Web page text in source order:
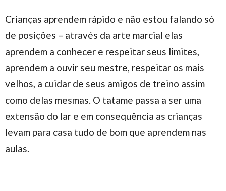
Crianças aprendem rápido e não estou falando só
de posições – através da arte marcial elas
aprendem a conhecer e respeitar seus limites,
aprendem a ouvir seu mestre, respeitar os mais
velhos, a cuidar de seus amigos de treino assim
como delas mesmas. O tatame passa a ser uma
extensão do lar e em consequência as crianças
levam para casa tudo de bom que aprendem nas
aulas.